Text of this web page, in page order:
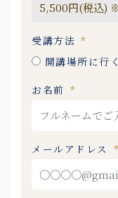
受講方法
開講場所に行く
お名前
メールアドレス